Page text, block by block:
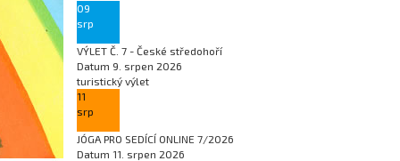
09
srp
VÝLET Č. 7 - České středohoří
Datum 9. srpen 2026
turistický výlet
11
srp
JÓGA PRO SEDÍCÍ ONLINE 7/2026
Datum 11. srpen 2026